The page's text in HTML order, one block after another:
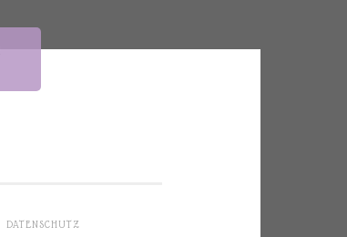
DATENSCHUTZ